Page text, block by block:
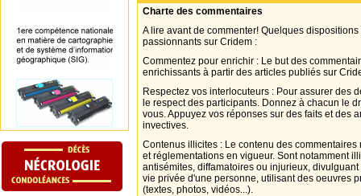
Charte des commentaires
A lire avant de commenter! Quelques
passionnants sur Cridem :
Commentez pour enrichir : Le but des
enrichissants à partir des articles publiés sur
Respectez vos interlocuteurs : Pour assurer des
le respect des participants. Donnez à chacun le
vous. Appuyez vos réponses sur des faits et des
invectives.
Contenus illicites : Le contenu des
et réglementations en vigueur. Sont notamment
antisémites, diffamatoires ou injurieux,
vie privée d'une personne, utilisant des oeuvres
(textes, photos, vidéos...).